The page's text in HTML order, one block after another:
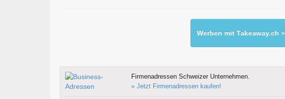
Werben mit Takeaway.ch »
Firmenadressen Schweizer Unternehmen.
» Jetzt Firmenadressen kaufen!